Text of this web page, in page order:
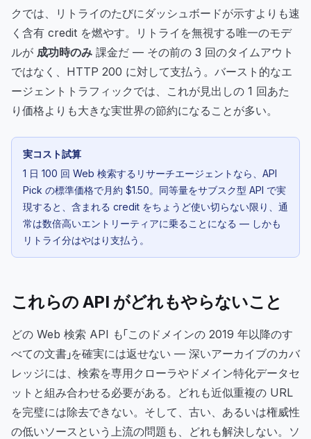
クでは、リトライのたびにダッシュボードが示すよりも速
く含有 credit を燃やす。リトライを無視する唯一のモデ
ルが 成功時のみ 課金だ — その前の 3 回のタイムアウト
ではなく、HTTP 200 に対して支払う。バースト的なエ
ージェントトラフィックでは、これが見出しの 1 回あた
り価格よりも大きな実世界の節約になることが多い。
実コスト試算
1 日 100 回 Web 検索するリサーチエージェントなら、API
Pick の標準価格で月約 $1.50。同等量をサブスク型 API で実
現すると、含まれる credit をちょうど使い切らない限り、通
常は数倍高いエントリーティアに乗ることになる — しかも
リトライ分はやはり支払う。
これらの API がどれもやらないこと
どの Web 検索 API も「このドメインの 2019 年以降のす
べての文書」を確実には返せない — 深いアーカイブのカバ
レッジには、検索を専用クローラやドメイン特化データセ
ットと組み合わせる必要がある。どれも近似重複の URL
を完璧には除去できない。そして、古い、あるいは権威性
の低いソースという上流の問題も、どれも解決しない。ソ